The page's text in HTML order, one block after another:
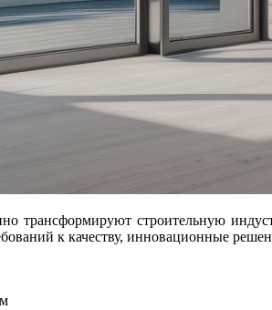
к качеству, инновационные